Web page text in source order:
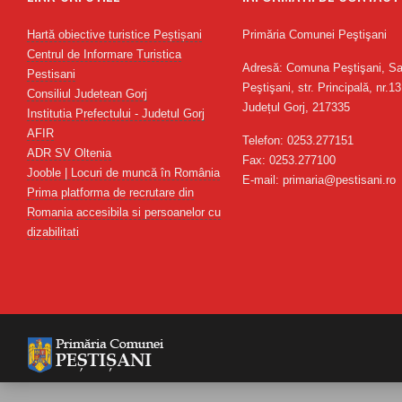
Hartă obiective turistice Peștișani
Centrul de Informare Turistica
Pestisani
Consiliul Judetean Gorj
Institutia Prefectului - Judetul Gorj
AFIR
ADR SV Oltenia
Jooble | Locuri de muncă în România
Prima platforma de recrutare din
Romania accesibila si persoanelor cu
dizabilitati
Primăria Comunei Peştişani
Adresă: Comuna Peştişani,
Peştişani, str. Principală,
Județul Gorj, 217335
Telefon: 0253.277151
Fax: 0253.277100
E-mail: primaria@pestisani.ro